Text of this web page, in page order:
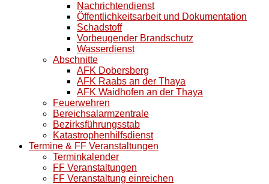
Nachrichtendienst
Öffentlichkeitsarbeit und Dokumentation
Schadstoff
Vorbeugender Brandschutz
Wasserdienst
Abschnitte
AFK Dobersberg
AFK Raabs an der Thaya
AFK Waidhofen an der Thaya
Feuerwehren
Bereichsalarmzentrale
Bezirksführungsstab
Katastrophenhilfsdienst
Termine & FF Veranstaltungen
Terminkalender
FF Veranstaltungen
FF Veranstaltung einreichen